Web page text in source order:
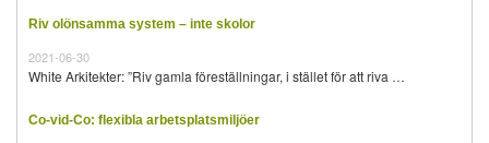
Riv olönsamma system – inte skolor
2021-06-30
White Arkitekter: ”Riv gamla föreställningar, i stället för att riva …
Co-vid-Co: flexibla arbetsplatsmiljöer